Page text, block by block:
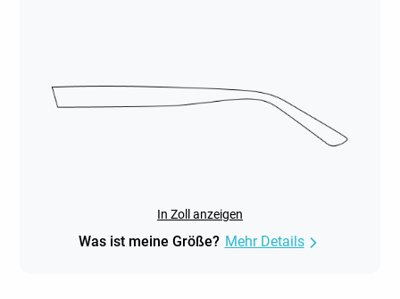
In Zoll anzeigen
Was ist meine Größe? Mehr Details